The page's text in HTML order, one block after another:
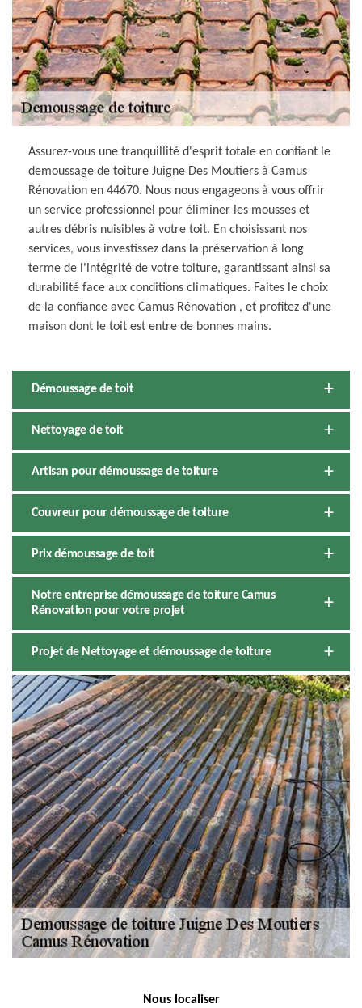
Assurez-vous une tranquillité d'esprit totale en confiant le
demoussage de toiture Juigne Des Moutiers à Camus
Rénovation en 44670. Nous nous engageons à vous offrir
un service professionnel pour éliminer les mousses et
autres débris nuisibles à votre toit. En choisissant nos
services, vous investissez dans la préservation à long
terme de l'intégrité de votre toiture, garantissant ainsi sa
durabilité face aux conditions climatiques. Faites le choix
de la confiance avec Camus Rénovation , et profitez d'une
maison dont le toit est entre de bonnes mains.
Démoussage de toit
Nettoyage de toit
Artisan pour démoussage de toiture
Couvreur pour démoussage de toiture
Prix démoussage de toit
Notre entreprise démoussage de toiture Camus
Rénovation pour votre projet
Projet de Nettoyage et démoussage de toiture
Nous localiser